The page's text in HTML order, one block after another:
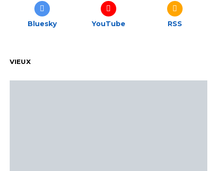
Bluesky YouTube RSS
VIEUX